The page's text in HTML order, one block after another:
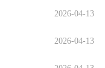
2026-04-13
2026-04-13